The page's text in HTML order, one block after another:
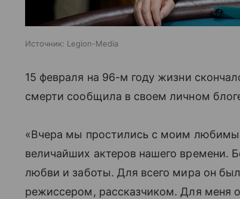
Источник: Legion-Media
15 февраля на 96-м году жизни
смерти сообщила в своем личном
«Вчера мы простились с моим
величайших актеров нашего времени.
любви и заботы. Для всего мира он
режиссером, рассказчиком. Для меня